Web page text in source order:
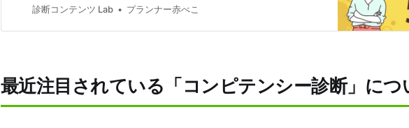
診断コンテンツ Lab プランナー赤べこ
最近注目されている「コンピテンシー診断」につ